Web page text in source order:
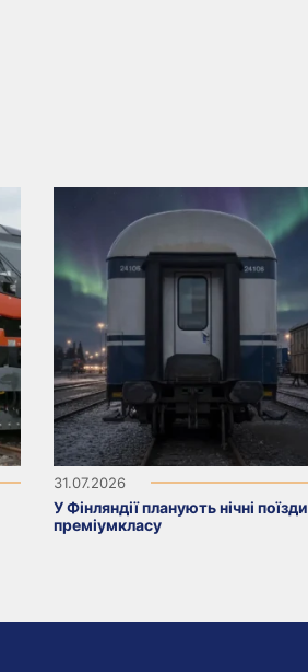
31.07.2026
У Фінляндії планують нічні поїзди
преміумкласу